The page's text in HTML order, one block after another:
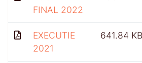
FINAL 2022
EXECUTIE
2021
641.84 KB